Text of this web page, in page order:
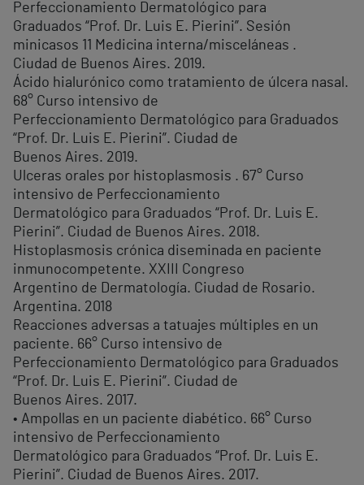
Perfeccionamiento Dermatológico para
Graduados “Prof. Dr. Luis E. Pierini”. Sesión
minicasos 11 Medicina interna/misceláneas .
Ciudad de Buenos Aires. 2019.
Ácido hialurónico como tratamiento de úlcera nasal.
68° Curso intensivo de
Perfeccionamiento Dermatológico para Graduados
“Prof. Dr. Luis E. Pierini”. Ciudad de
Buenos Aires. 2019.
Ulceras orales por histoplasmosis . 67° Curso
intensivo de Perfeccionamiento
Dermatológico para Graduados “Prof. Dr. Luis E.
Pierini”. Ciudad de Buenos Aires. 2018.
Histoplasmosis crónica diseminada en paciente
inmunocompetente. XXIII Congreso
Argentino de Dermatología. Ciudad de Rosario.
Argentina. 2018
Reacciones adversas a tatuajes múltiples en un
paciente. 66° Curso intensivo de
Perfeccionamiento Dermatológico para Graduados
“Prof. Dr. Luis E. Pierini”. Ciudad de
Buenos Aires. 2017.
• Ampollas en un paciente diabético. 66° Curso
intensivo de Perfeccionamiento
Dermatológico para Graduados “Prof. Dr. Luis E.
Pierini”. Ciudad de Buenos Aires. 2017.